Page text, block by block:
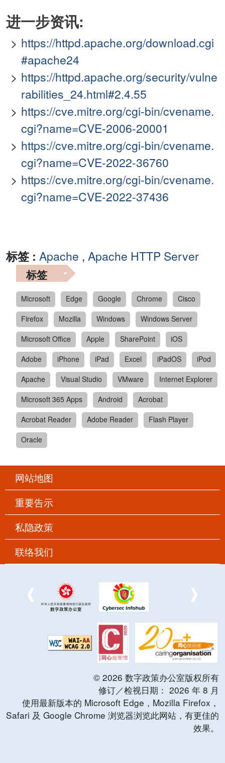
进一步资讯:
https://httpd.apache.org/download.cgi
#apache24
https://httpd.apache.org/security/vulne
rabilities_24.html#2.4.55
https://cve.mitre.org/cgi-bin/cvename.
cgi?name=CVE-2006-20001
https://cve.mitre.org/cgi-bin/cvename.
cgi?name=CVE-2022-36760
https://cve.mitre.org/cgi-bin/cvename.
cgi?name=CVE-2022-37436
标签 : Apache , Apache HTTP Server
标签
Microsoft Edge Google Chrome
Cisco
Firefox
Mozilla Windows
Windows Server
Microsoft Office
Apple SharePoint
iOS
Adobe
iPhone iPad Excel iPadOS
iPod
Apache
Visual Studio VMware
Internet Explorer
Microsoft 365 Apps
Android
Acrobat
Acrobat Reader
Adobe Reader
Flash Player
Oracle
网站地图
重要告示
私隐政策
联络我们
© 2026 数字政策办公室版权所有
修订／检视日期： 2026 年 8 月
使用最新版本的 Microsoft Edge，Mozilla Firefox，
Safari 及 Google Chrome 浏览器浏览此网站，有更佳的
效果。